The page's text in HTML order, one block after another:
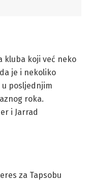
kluba koji već neko
je i nekoliko
posljednjim
roka.
i Jarrad
za Tapsobu